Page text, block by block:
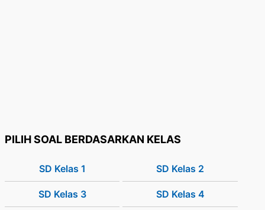
PILIH SOAL BERDASARKAN KELAS
SD Kelas 1 SD Kelas 2
SD Kelas 3 SD Kelas 4